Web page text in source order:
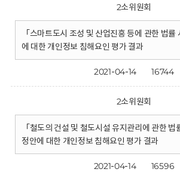
2소위원회
「스마트도시 조성 및 산업진흥 등에 관한 법
에 대한 개인정보 침해요인 평가 결과
2021-04-14 16744
2소위원회
「철도의 건설 및 철도시설 유지관리에 관한
정안에 대한 개인정보 침해요인 평가 결과
2021-04-14 16596